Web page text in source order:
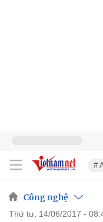
#
Công nghệ
thứ tư, 14/06/2017 -